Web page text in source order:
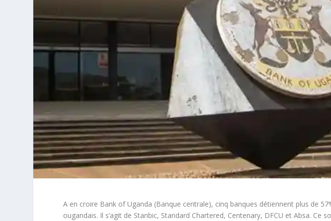
A en croire Bank of Uganda (Banque centrale), cinq banques détiennent plus de
ougandais. Il s’agit de Stanbic, Standard Chartered, Centenary, DFCU et Absa. Ce